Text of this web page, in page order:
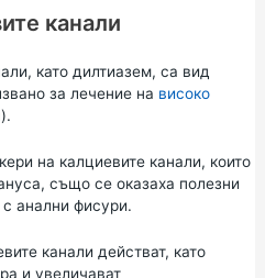
канали
като дилтиазем, са вид
за лечение на високо
на калциевите канали, които
също се оказаха полезни
анални фисури.
канали действат, като
и увеличават